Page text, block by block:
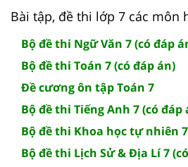
Bài tập, đề thi lớp 7 các môn
Bộ đề thi Ngữ Văn 7 (có đáp
Bộ đề thi Toán 7 (có đáp án)
Đề cương ôn tập Toán 7
Bộ đề thi Tiếng Anh 7 (có đáp
Bộ đề thi Khoa học tự nhiên
Bộ đề thi Lịch Sử & Địa Lí 7